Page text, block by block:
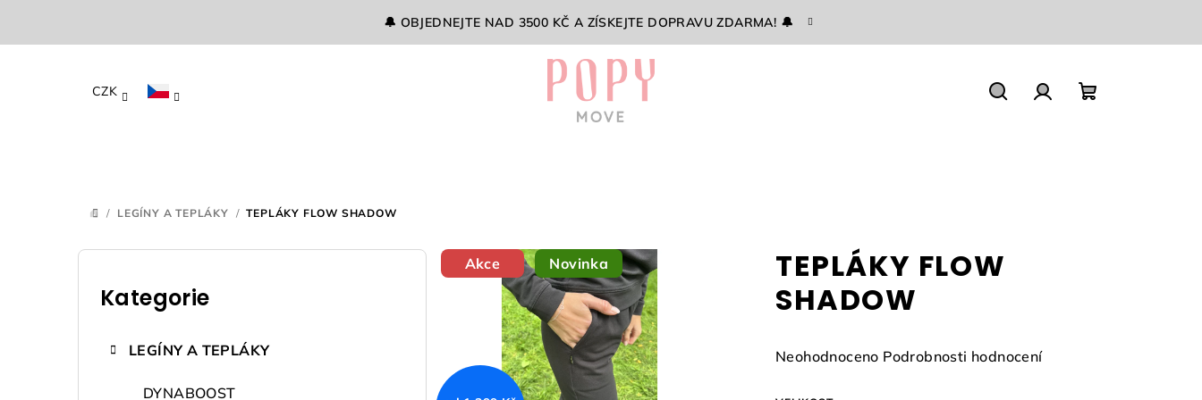
🔔 OBJEDNEJTE NAD 3500 KČ A ZÍSKEJTE DOPRAVU ZDARMA! 🔔
CZK
DOMŮ
/ LEGÍNY A TEPLÁKY / TEPLÁKY FLOW SHADOW
P
Přeskočit
kategorie
Kategorie
LEGÍNY A TEPLÁKY
DYNABOOST
TEPLÁKY FLOW
SHADOW
Průměrné
Neohodnoceno Podrobnosti hodnocení
Akce Novinka